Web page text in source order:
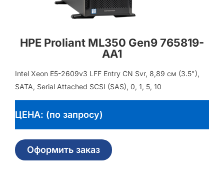
HPE Proliant ML350 Gen9 765819-
AA1
Intel Xeon E5-2609v3 LFF Entry CN Svr, 8,89 см (3.5"),
SATA, Serial Attached SCSI (SAS), 0, 1, 5, 10
ЦЕНА: (по запросу)
Оформить заказ